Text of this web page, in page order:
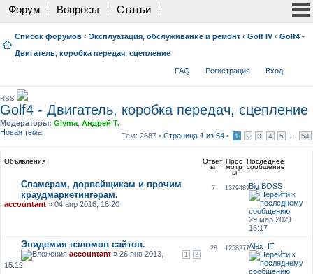
Форум Вопросы Статьи
Список форумов ‹ Эксплуатация, обслуживание и ремонт ‹ Golf IV ‹ Golf4 -
Двигатель, коробка передач, сцепление
FAQ Регистрация Вход
RSS
Golf4 - Двигатель, коробка передач, сцепление
Модераторы: Glyma Андрей Т.
Новая тема
Тем: 2687 • Страница 1 из 54 • 1 2 3 4 5 54
Объявления Ответ
ы
Прос
мотр
ы
Последнее
сообщение
Спамерам, дорвейщикам и прочим
краудмаркетингерам.
accountant» 04 апр 2016, 18:20
7 1379489Big BOSS
29 мар 2021,
16:17
Эпидемия взломов сайтов.
1 2
accountant» 26 янв 2013,
15:12
28 1258277Alex_IT